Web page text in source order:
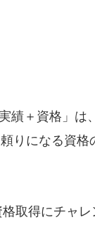
績＋資格」は
りになる資
取得にチャ